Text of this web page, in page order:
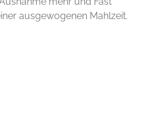
ausgewogenen Mahlzeit.